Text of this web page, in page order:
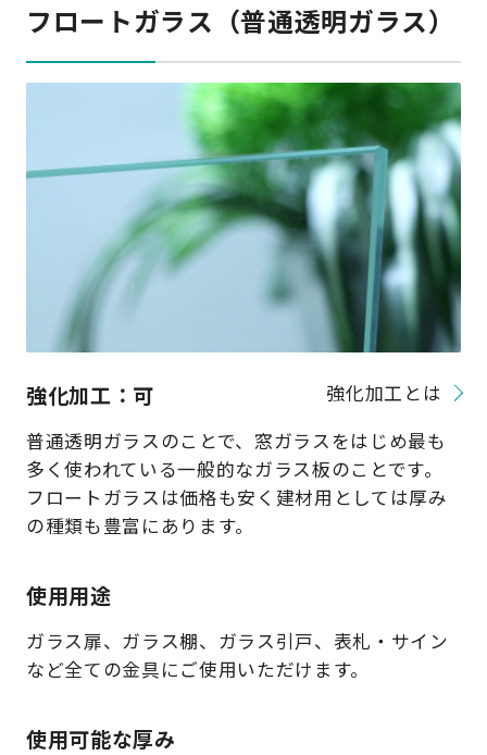
フロートガラス（普通透明ガラス）
強化加工：可
強化加工とは
普通透明ガラスのことで、窓ガラスをはじめ最も
多く使われている一般的なガラス板のことです。
フロートガラスは価格も安く建材用としては厚み
の種類も豊富にあります。
使用用途
ガラス扉、ガラス棚、ガラス引戸、表札・サイン
など全ての金具にご使用いただけます。
使用可能な厚み